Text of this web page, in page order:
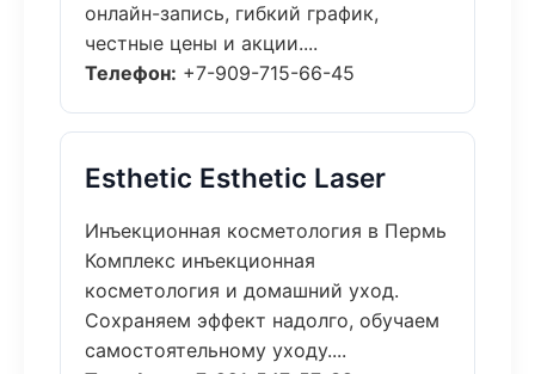
онлайн-запись, гибкий график,
честные цены и акции....
Телефон: +7-909-715-66-45
Esthetic Esthetic Laser
Инъекционная косметология в Пермь
Комплекс инъекционная
косметология и домашний уход.
Сохраняем эффект надолго, обучаем
самостоятельному уходу....